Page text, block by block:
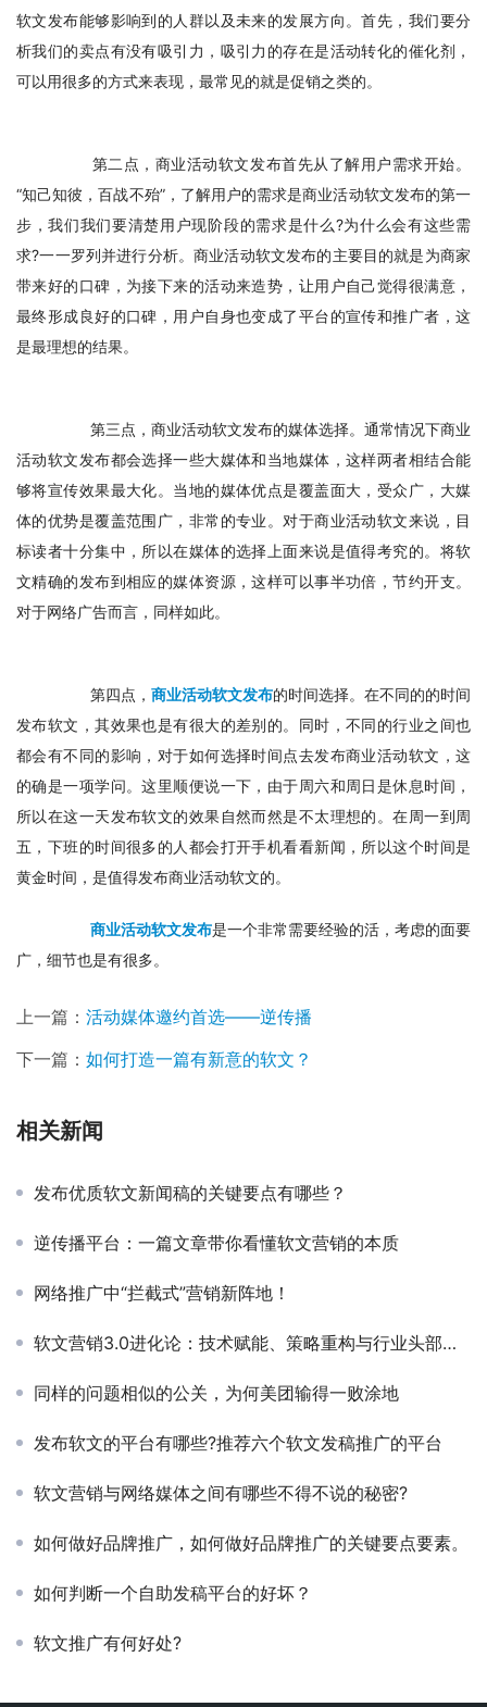
软文发布能够影响到的人群以及未来的发展方向。首先，我们要分
析我们的卖点有没有吸引力，吸引力的存在是活动转化的催化剂，
可以用很多的方式来表现，最常见的就是促销之类的。
第二点，商业活动软文发布首先从了解用户需求开始。
“知己知彼，百战不殆”，了解用户的需求是商业活动软文发布的第一
步，我们我们要清楚用户现阶段的需求是什么?为什么会有这些需
求?一一罗列并进行分析。商业活动软文发布的主要目的就是为商家
带来好的口碑，为接下来的活动来造势，让用户自己觉得很满意，
最终形成良好的口碑，用户自身也变成了平台的宣传和推广者，这
是最理想的结果。
第三点，商业活动软文发布的媒体选择。通常情况下商业
活动软文发布都会选择一些大媒体和当地媒体，这样两者相结合能
够将宣传效果最大化。当地的媒体优点是覆盖面大，受众广，大媒
体的优势是覆盖范围广，非常的专业。对于商业活动软文来说，目
标读者十分集中，所以在媒体的选择上面来说是值得考究的。将软
文精确的发布到相应的媒体资源，这样可以事半功倍，节约开支。
对于网络广告而言，同样如此。
第四点， 商业活动软文发布的时间选择。在不同的的时间
发布软文，其效果也是有很大的差别的。同时，不同的行业之间也
都会有不同的影响，对于如何选择时间点去发布商业活动软文，这
的确是一项学问。这里顺便说一下，由于周六和周日是休息时间，
所以在这一天发布软文的效果自然而然是不太理想的。在周一到周
五，下班的时间很多的人都会打开手机看看新闻，所以这个时间是
黄金时间，是值得发布商业活动软文的。
商业活动软文发布是一个非常需要经验的活，考虑的面要
广，细节也是有很多。
上一篇： 活动媒体邀约首选——逆传播
下一篇： 如何打造一篇有新意的软文？
相关新闻
发布优质软文新闻稿的关键要点有哪些？
逆传播平台：一篇文章带你看懂软文营销的本质
网络推广中“拦截式”营销新阵地！
软文营销3.0进化论：技术赋能、策略重构与行业头部服务商竞争力解析
同样的问题相似的公关，为何美团输得一败涂地
发布软文的平台有哪些?推荐六个软文发稿推广的平台
软文营销与网络媒体之间有哪些不得不说的秘密?
如何做好品牌推广，如何做好品牌推广的关键要点要素。
如何判断一个自助发稿平台的好坏？
软文推广有何好处?